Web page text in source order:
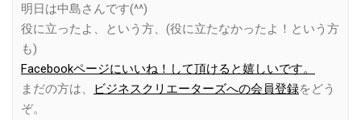
明日は中島さんです(^^)
役に立ったよ、という方、(役に立たなかったよ！という方
も)
Facebookページにいいね！して頂けると嬉しいです。
まだの方は、
ビジネスクリエーターズへの会員登録をどう
ぞ。